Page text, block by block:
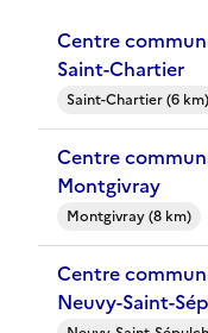
Centre communal d'action sociale (CCAS) -
Saint-Chartier
Saint-Chartier (6 km)
Centre communal d'action sociale (CCAS) -
Montgivray
Montgivray (8 km)
Centre communal d'action sociale (CCAS) -
Neuvy-Saint-